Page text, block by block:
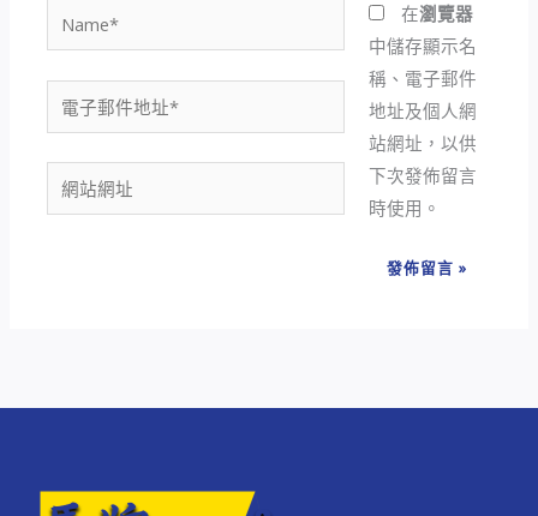
電
子
郵
件
網
站
在瀏覽器
中儲存顯示名
稱、電子郵件
地址及個人網
站網址，以供
下次發佈留言
時使用。